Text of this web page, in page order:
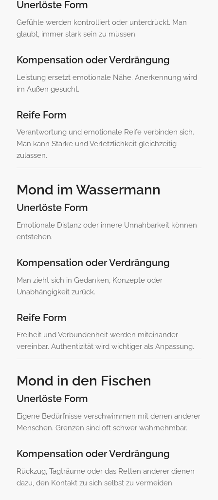
Unerlöste Form
Gefühle werden kontrolliert oder unterdrückt. Man
glaubt, immer stark sein zu müssen.
Kompensation oder Verdrängung
Leistung ersetzt emotionale Nähe. Anerkennung wird
im Außen gesucht.
Reife Form
Verantwortung und emotionale Reife verbinden sich.
Man kann Stärke und Verletzlichkeit gleichzeitig
zulassen.
Mond im Wassermann
Unerlöste Form
Emotionale Distanz oder innere Unnahbarkeit können
entstehen.
Kompensation oder Verdrängung
Man zieht sich in Gedanken, Konzepte oder
Unabhängigkeit zurück.
Reife Form
Freiheit und Verbundenheit werden miteinander
vereinbar. Authentizität wird wichtiger als Anpassung.
Mond in den Fischen
Unerlöste Form
Eigene Bedürfnisse verschwimmen mit denen anderer
Menschen. Grenzen sind oft schwer wahrnehmbar.
Kompensation oder Verdrängung
Rückzug, Tagträume oder das Retten anderer dienen
dazu, den Kontakt zu sich selbst zu vermeiden.